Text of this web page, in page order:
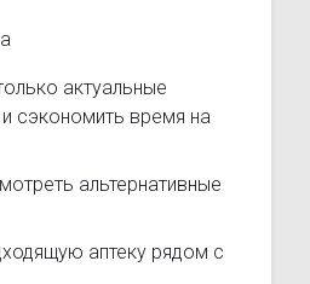
актуальные
сэкономить время на
альтернативные
аптеку рядом с